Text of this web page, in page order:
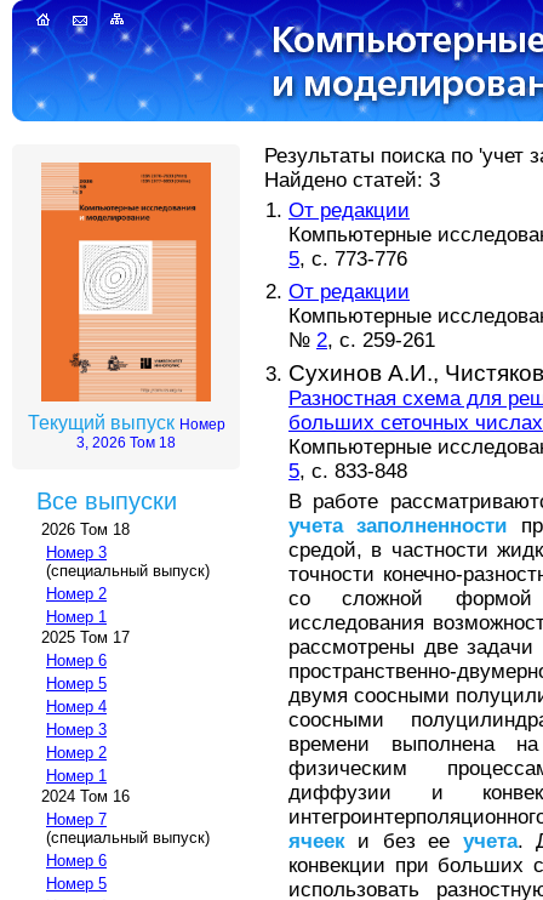
Текущий выпуск Номер
3, 2026 Том 18
Все выпуски
2026 Том 18
Номер 3
(специальный выпуск)
Номер 2
Номер 1
2025 Том 17
Номер 6
Номер 5
Номер 4
Номер 3
Номер 2
Номер 1
2024 Том 16
Номер 7
(специальный выпуск)
Номер 6
Номер 5
Результаты поиска по 'учет
Найдено статей: 3
От редакции
Компьютерные
5, с. 773-776
От редакции
Компьютерные
№ 2, с. 259-261
Сухинов А.И.,
Разностная схема для
больших сеточных
Компьютерные
5, с. 833-848
В работе
учета заполненности
средой, в частности
точности конечно-
со сложной формой
исследования
рассмотрены две
пространственно-
двумя соосными
соосными
времени выполнена
физическим
диффузии и
ячеек и без ее учета.
конвекции при больших
использовать